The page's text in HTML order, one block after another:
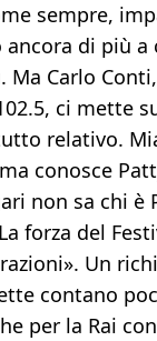
sempre,
ancora di più
Carlo
ci mette
relativo.
conosce
non sa chi è
forza del
Un
contano
per la Rai